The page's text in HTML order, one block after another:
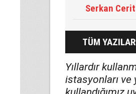
Serkan Cerit
TÜM
Yıllardır
istasyonları ve